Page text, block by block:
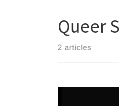
Queer
2 articles